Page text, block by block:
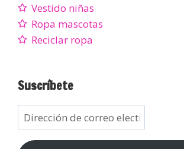
Vestido niñas
Ropa mascotas
Reciclar ropa
Suscríbete